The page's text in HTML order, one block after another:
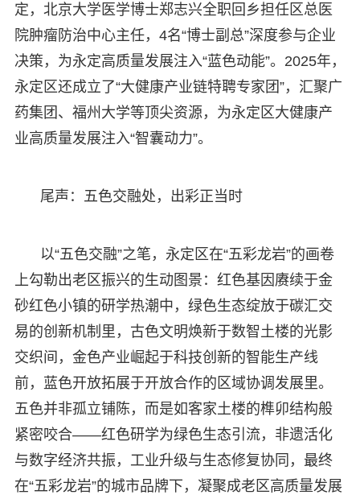
定，北京大学医学博士郑志兴全职回乡担任区总医
院肿瘤防治中心主任，4名“博士副总”深度参与企业
决策，为永定高质量发展注入“蓝色动能”。2025年，
永定区还成立了“大健康产业链特聘专家团”，汇聚广
药集团、福州大学等顶尖资源，为永定区大健康产
业高质量发展注入“智囊动力”。
尾声：五色交融处，出彩正当时
以“五色交融”之笔，永定区在“五彩龙岩”的画卷
上勾勒出老区振兴的生动图景：红色基因赓续于金
砂红色小镇的研学热潮中，绿色生态绽放于碳汇交
易的创新机制里，古色文明焕新于数智土楼的光影
交织间，金色产业崛起于科技创新的智能生产线
前，蓝色开放拓展于开放合作的区域协调发展里。
五色并非孤立铺陈，而是如客家土楼的榫卯结构般
紧密咬合——红色研学为绿色生态引流，非遗活化
与数字经济共振，工业升级与生态修复协同，最终
在“五彩龙岩”的城市品牌下，凝聚成老区高质量发展